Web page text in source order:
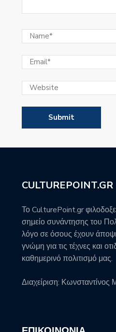
CULTUREPOINT.GR
Το CulturePoint.gr
σημείο συνάντησης του
λόγο σε όσους έχουν
γνώμη για τις τέχνες και
καθημερινό πολιτισμό μας.
Διαχείριση: Κωνσταντίνος